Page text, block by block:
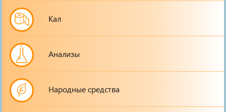
Кал
Анализы
Народные средства